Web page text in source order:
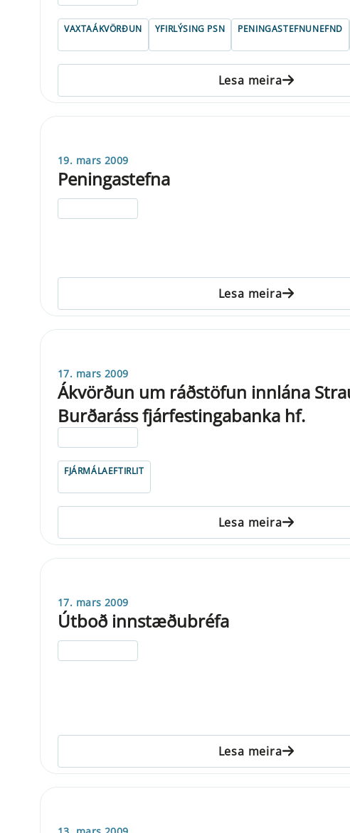
VAXTAÁKVÖRÐUN YFIRLÝSING PSN PENINGASTEFNUNEFND
Lesa meira
19. mars 2009
Peningastefna
Lesa meira
17. mars 2009
Ákvörðun um ráðstöfun innlána
Burðaráss fjárfestingabanka hf.
FJÁRMÁLAEFTIRLIT
Lesa meira
17. mars 2009
Útboð innstæðubréfa
Lesa meira